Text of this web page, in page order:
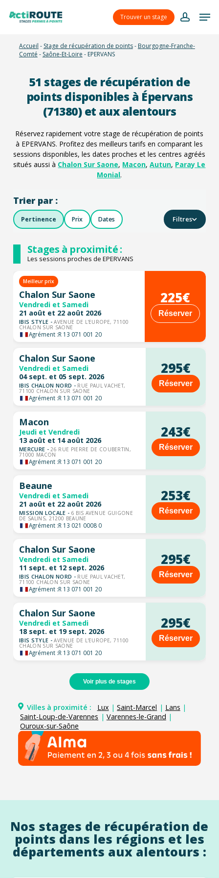
Trouver un stage
account
Accueil - Stage de récupération de points- Bourgogne-Franche-
Comté - Saône-Et-Loire - EPERVANS
51 stages de récupération de
points disponibles à Épervans
(71380) et aux alentours
Réservez rapidement votre stage de récupération de points
à EPERVANS. Profitez des meilleurs tarifs en comparant les
sessions disponibles, les dates proches et les centres agréés
situés aussi à Chalon Sur Saone, Macon,Autun, Paray Le
Monial.
Trier par :
Pertinence Prix Dates Filtres
Stages à proximité :
Les sessions proches de EPERVANS
Meilleur prix
Chalon Sur Saone
Vendredi et Samedi
21 août et 22 août 2026
IBIS STYLE -AVENUE DE L'EUROPE, 71100
CHALON SUR SAONE
Agrément :R 13 071 001 20
225€
Réserver
Chalon Sur Saone
Vendredi et Samedi
04 sept. et 05 sept. 2026
IBIS CHALON NORD - RUE PAUL VACHET,
71100 CHALON SUR SAONE
Agrément :R 13 071 001 20
295€
Réserver
Macon
Jeudi et Vendredi
13 août et 14 août 2026
MERCURE -26 RUE PIERRE DE COUBERTIN,
71000 MACON
Agrément :R 13 071 001 20
243€
Réserver
Beaune
Vendredi et Samedi
21 août et 22 août 2026
MISSION LOCALE - 6 BIS AVENUE GUIGONE
DE SALINS, 21200 BEAUNE
Agrément :R 13 021 0008 0
253€
Réserver
Chalon Sur Saone
Vendredi et Samedi
11 sept. et 12 sept. 2026
IBIS CHALON NORD - RUE PAUL VACHET,
71100 CHALON SUR SAONE
Agrément :R 13 071 001 20
295€
Réserver
Chalon Sur Saone
Vendredi et Samedi
18 sept. et 19 sept. 2026
IBIS STYLE -AVENUE DE L'EUROPE, 71100
CHALON SUR SAONE
Agrément :R 13 071 001 20
295€
Réserver
Voir plus de stages
Villes à proximité : Lux | Saint-Marcel | Lans |
Saint-Loup-de-Varennes | Varennes-le-Grand |
Ouroux-sur-Saône
Nos stages de récupération de
points dans les régions et les
départements aux alentours :